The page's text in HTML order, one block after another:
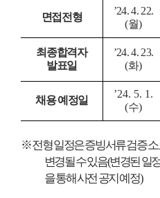
면접전형
’24. 4. 22.
(월)
최종합격자
발표일
’24. 4. 23.
(화)
채용 예정일
’24. 5. 1.
(수)
※전형 일정은 증빙서류 검증
변경될 수 있음(변경된 일
을 통해 사전 공지 예정)